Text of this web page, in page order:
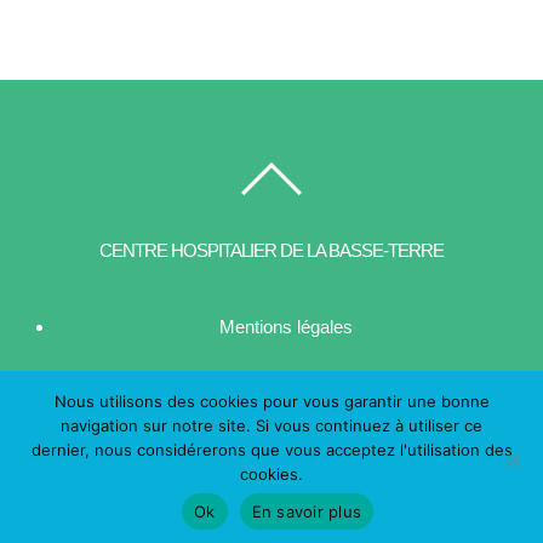
CENTRE HOSPITALIER DE LA BASSE-TERRE
Mentions légales
© CHBT 2016
Nous utilisons des cookies pour vous garantir une bonne
navigation sur notre site. Si vous continuez à utiliser ce
dernier, nous considérerons que vous acceptez l'utilisation des
cookies.
Ok
En savoir plus